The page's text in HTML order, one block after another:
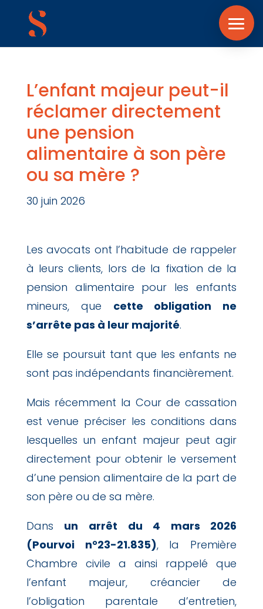
L’enfant majeur peut-il
réclamer directement
une pension
alimentaire à son père
ou sa mère ?
30 juin 2026
Les avocats ont l’habitude de rappeler
à leurs clients, lors de la fixation de la
pension alimentaire pour les enfants
mineurs, que cette obligation ne
s’arrête pas à leur majorité.
Elle se poursuit tant que les enfants ne
sont pas indépendants financièrement.
Mais récemment la Cour de cassation
est venue préciser les conditions dans
lesquelles un enfant majeur peut agir
directement pour obtenir le versement
d’une pension alimentaire de la part de
son père ou de sa mère.
Dans un arrêt du 4 mars 2026
(Pourvoi n°23-21.835), la Première
Chambre civile a ainsi rappelé que
l’enfant majeur, créancier de
l’obligation parentale d’entretien,